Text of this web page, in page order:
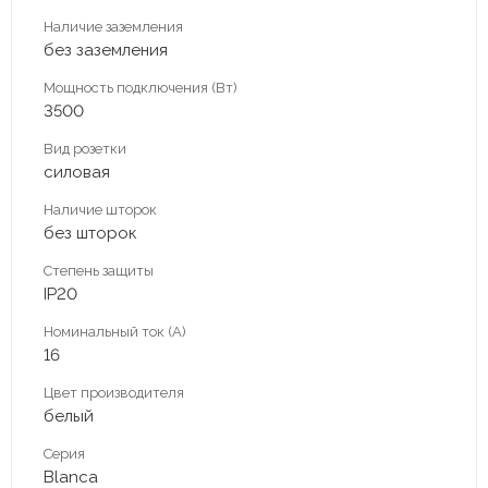
Наличие заземления
без заземления
Мощность подключения (Вт)
3500
Вид розетки
силовая
Наличие шторок
без шторок
Степень защиты
IP20
Номинальный ток (А)
16
Цвет производителя
белый
Серия
Blanca